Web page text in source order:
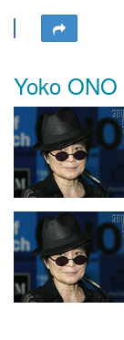
Yoko ONO